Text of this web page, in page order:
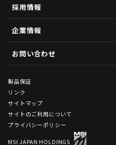
採用情報
企業情報
お問い合わせ
製品保証
リンク
サイトマップ
サイトのご利用について
プライバシーポリシー
MSI JAPAN HOLDINGS